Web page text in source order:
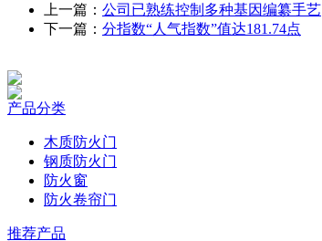
上一篇： 公司已熟练控制多种基因编纂手艺
下一篇： 分指数“人气指数”值达181.74点
产品分类
木质防火门
钢质防火门
防火窗
防火卷帘门
推荐产品